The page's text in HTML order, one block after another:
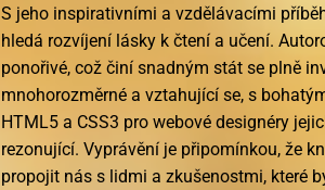
S jeho inspirativními a vzdělávacími
hledá rozvíjení lásky k čtení a učení.
ponořivé, což činí snadným stát se plně
mnohorozměrné a vztahující se, s
HTML5 a CSS3 pro webové designéry
rezonující. Vyprávění je připomínkou, že
propojit nás s lidmi a zkušenostmi, které